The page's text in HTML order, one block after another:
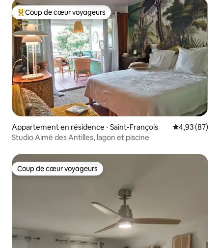
Coups de cœur voyageurs les plus appréciés
Coup de cœur voyageurs
Appartement en résidence ⋅ Saint-François Évaluation
4,93 (87)
Studio Aimé des Antilles, lagon et piscine
Coup de cœur voyageurs
Coup de cœur voyageurs